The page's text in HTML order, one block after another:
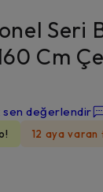
Seri
Cm
sen değerlendir
12 aya varan